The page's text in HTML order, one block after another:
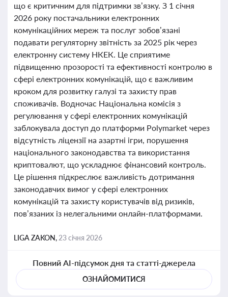
що є критичним для підтримки зв’язку. З 1 січня
2026 року постачальники електронних
комунікаційних мереж та послуг зобов’язані
подавати регуляторну звітність за 2025 рік через
електронну систему НКЕК. Це сприятиме
підвищенню прозорості та ефективності контролю в
сфері електронних комунікацій, що є важливим
кроком для розвитку галузі та захисту прав
споживачів. Водночас Національна комісія з
регулювання у сфері електронних комунікацій
заблокувала доступ до платформи Polymarket через
відсутність ліцензії на азартні ігри, порушення
національного законодавства та використання
криптовалют, що ускладнює фінансовий контроль.
Це рішення підкреслює важливість дотримання
законодавчих вимог у сфері електронних
комунікацій та захисту користувачів від ризиків,
пов’язаних із нелегальними онлайн-платформами.
LIGA ZAKON, 23 січня 2026
Повний AI-підсумок дня та статті-джерела
ОЗНАЙОМИТИСЯ